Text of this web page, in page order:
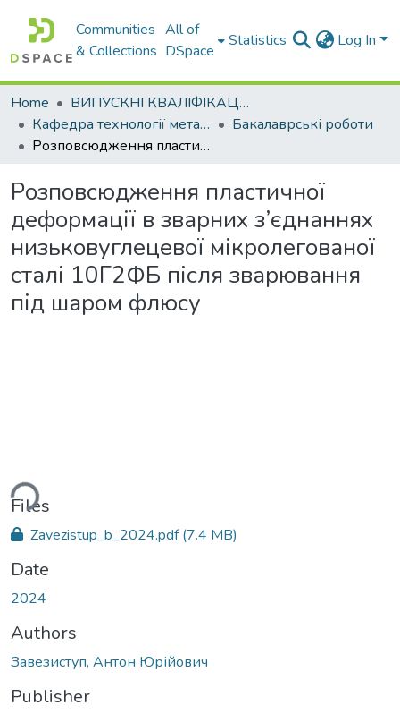
Communities
& Collections
All of
DSpace
Statistics Log In
Home
ВИПУСКНІ КВАЛІФІКАЦІЙНІ РОБОТИ
Кафедра технології металів та матеріалознавства
Бакалаврські роботи
Розповсюдження пластичної деформації в зварних з’єднаннях низьковуглецевої мікролегованої сталі 10Г2ФБ після зварювання під шаром флюсу
Розповсюдження пластичної
деформації в зварних з’єднаннях
низьковуглецевої мікролегованої
сталі 10Г2ФБ після зварювання
під шаром флюсу
Files
Zavezistup_b_2024.pdf(7.4 MB)
Date
2024
Authors
Завезиступ, Антон Юрійович
Publisher